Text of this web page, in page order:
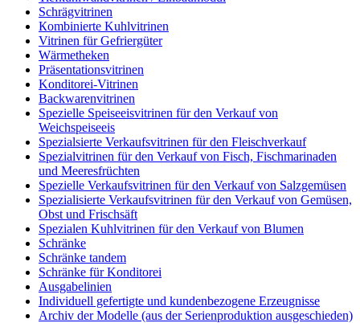
Schrägvitrinen
Кombinierte Kuhlvitrinen
Vitrinen für Gefriergüter
Wärmetheken
Präsentationsvitrinen
Konditorei-Vitrinen
Backwarenvitrinen
Spezielle Speiseeisvitrinen für den Verkauf von
Weichspeiseeis
Spezialsierte Verkaufsvitrinen für den Fleischverkauf
Spezialvitrinen für den Verkauf von Fisch, Fischmarinaden
und Meeresfrüchten
Spezielle Verkaufsvitrinen für den Verkauf von Salzgemüsen
Spezialisierte Verkaufsvitrinen für den Verkauf von Gemüsen,
Obst und Frischsäft
Spezialen Kuhlvitrinen für den Verkauf von Blumen
Schränke
Schränke tandem
Schränke für Konditorei
Ausgabelinien
Individuell gefertigte und kundenbezogene Erzeugnisse
Archiv der Modelle (aus der Serienproduktion ausgeschieden)